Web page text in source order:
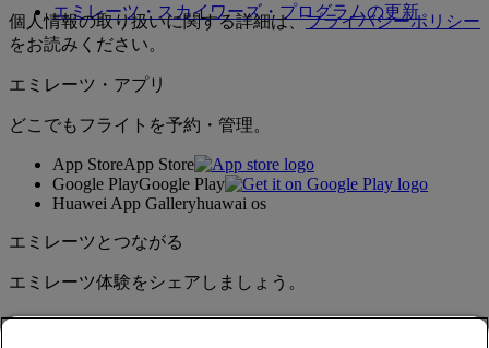
エミレーツ・スカイワーズ・プログラムの更新
個人情報の取り扱いに関する詳細は、プライバシーポリシー
をお読みください。
エミレーツ・アプリ
どこでもフライトを予約・管理。
App StoreApp Store
Google PlayGoogle Play
Huawei App Galleryhuawai os
エミレーツとつながる
エミレーツ体験をシェアしましょう。